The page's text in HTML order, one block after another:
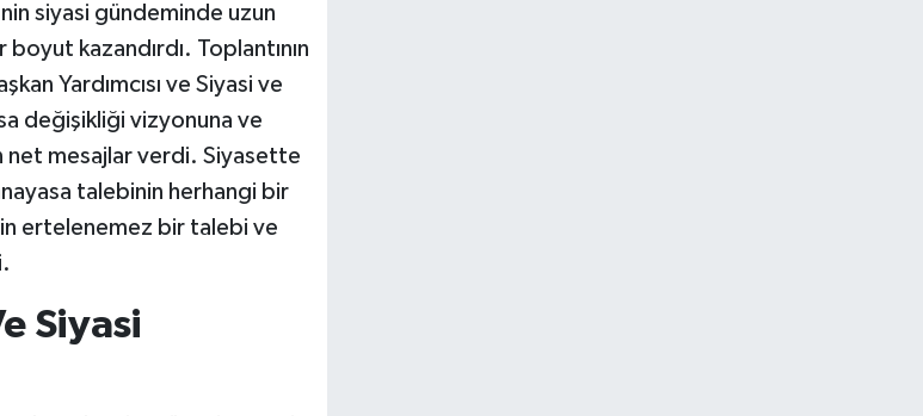
siyasi gündeminde uzun
kazandırdı. Toplantının
Yardımcısı ve Siyasi ve
değişikliği vizyonuna ve
net mesajlar verdi. Siyasette
talebinin herhangi bir
ertelenemez bir talebi ve
Siyasi